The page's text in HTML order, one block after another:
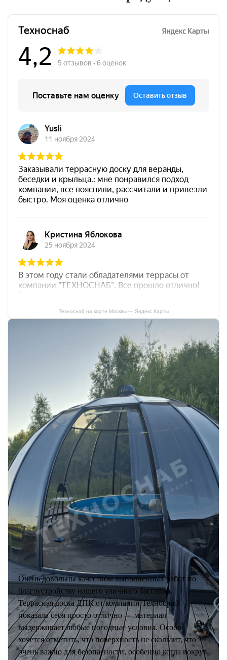
Техноснаб на карте Москвы — Яндекс Карты
Очень довольны качеством выполненных работ по
благоустройству нашего уличного бассейна.
Террасная доска ДПК от компании Техноснаб
показала себя просто отлично — материал
выдерживает любые погодные условия. Особо
хочется отметить, что поверхность не скользит, что
очень важно для безопасности, особенно когда вокруг